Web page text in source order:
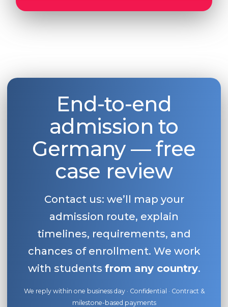
End-to-end
admission to
Germany — free
case review
Contact us: we’ll map your
admission route, explain
timelines, requirements, and
chances of enrollment. We work
with students from any country.
We reply within one business day · Confidential · Contract &
milestone-based payments